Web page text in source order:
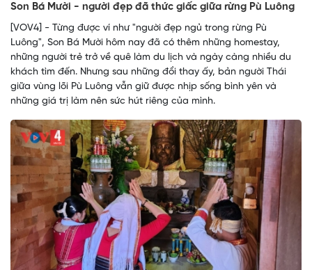
Son Bá Mười - người đẹp đã thức giấc giữa rừng Pù Luông
[VOV4] - Từng được ví như "người đẹp ngủ trong rừng Pù
Luông", Son Bá Mười hôm nay đã có thêm những homestay,
những người trẻ trở về quê làm du lịch và ngày càng nhiều du
khách tìm đến. Nhưng sau những đổi thay ấy, bản người Thái
giữa vùng lõi Pù Luông vẫn giữ được nhịp sống bình yên và
những giá trị làm nên sức hút riêng của mình.